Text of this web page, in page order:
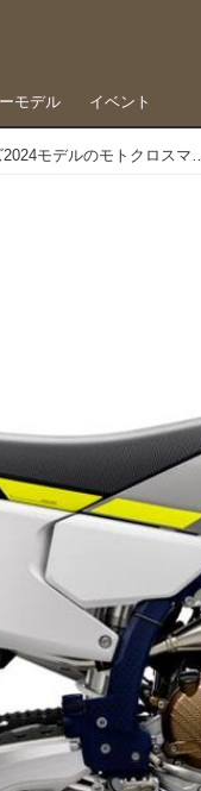
モデル イベント
ハスクバーナモーターサイクルズ